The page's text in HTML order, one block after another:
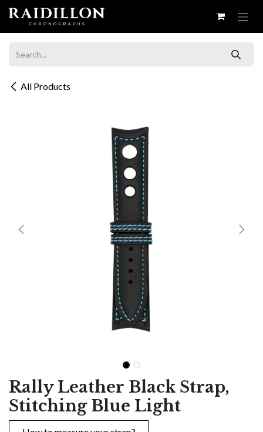
Skip to Content
All Products
Rally Leather Black Strap,
Stitching Blue Light